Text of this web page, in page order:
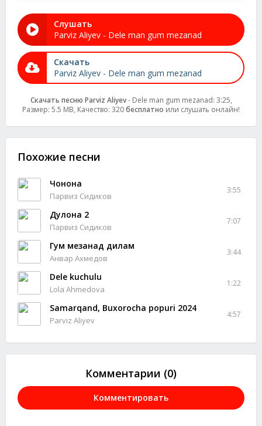
Слушать
Parviz Aliyev - Dele man gum mezanad
Скачать
Parviz Aliyev - Dele man gum mezanad
Скачать песню Parviz Aliyev- Dele man gum mezanad: 3:25,
Размер: 5.5 MB, Качество: 320бесплатно или слушать онлайн!
Похожие песни
Чонона
Парвиз Сидиков
3:55
Дулона 2
Парвиз Сидиков
7:07
Гум мезанад дилам
Анвар Ахмедов
3:44
Dele kuchulu
Lola Ahmedova
1:22
Samarqand, Buxorocha popuri 2024
Parviz Aliyev
4:57
Комментарии (0)
Комментировать